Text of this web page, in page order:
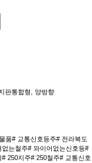
판통합형, 양방향
품# 교통신호등주# 전라북도
없는철주# 와이어없는신호등#
# 250지주# 250철주# 교통신호